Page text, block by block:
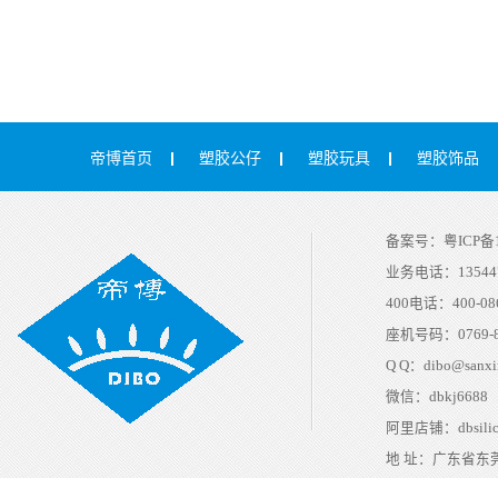
帝博首页 塑胶公仔 塑胶玩具 塑胶饰品
备案号： 粤ICP
业务电话：
400电话： 400-
座机号码：0769-
Q Q：
微信： dbkj6688
阿里店铺：
地 址：广东省东